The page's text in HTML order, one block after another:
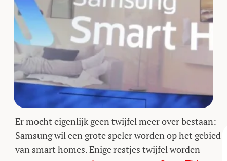
Er mocht eigenlijk geen twijfel meer over bestaan:
Samsung wil een grote speler worden op het gebied
van smart homes. Enige restjes twijfel worden